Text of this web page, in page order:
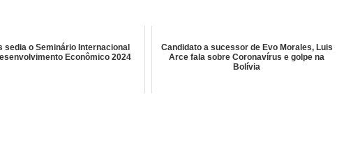
sedia o Seminário Internacional
Econômico 2024
Candidato a sucessor de Evo Morales, Luis
Arce fala sobre Coronavírus e golpe na
Bolívia